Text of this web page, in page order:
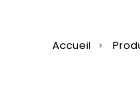
Accueil